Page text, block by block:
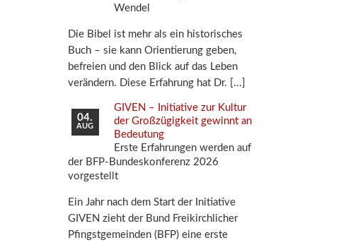
Wendel
Die Bibel ist mehr als ein historisches
Buch – sie kann Orientierung geben,
befreien und den Blick auf das Leben
verändern. Diese Erfahrung hat Dr.
04.
AUG
GIVEN – Initiative zur Kultur
der Großzügigkeit gewinnt an
Bedeutung
Erste Erfahrungen werden auf
der BFP-Bundeskonferenz 2026
vorgestellt
Ein Jahr nach dem Start der Initiative
GIVEN zieht der Bund Freikirchlicher
Pfingstgemeinden (BFP) eine erste